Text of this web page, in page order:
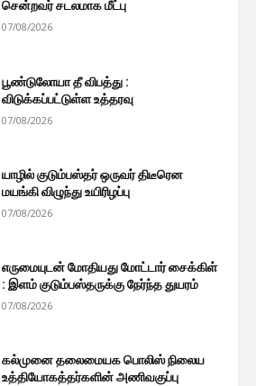
சென்றவர் சடலமாக மீட்பு
07/08/2026
பூண்டுலோயா தீ விபத்து :
விடுக்கப்பட்டுள்ள உத்தரவு
07/08/2026
யாழில் குடும்பஸ்தர் ஒருவர் திடீரென
மயங்கி விழுந்து உயிரிழப்பு
07/08/2026
எருமையுடன் மோதியது மோட்டார் சைக்கிள்
: இளம் குடும்பஸ்தருக்கு நேர்ந்த துயரம்
07/08/2026
கல்முனை தலைமையக பொலிஸ் நிலைய
உத்தியோகத்தர்களின் அணிவகுப்பு